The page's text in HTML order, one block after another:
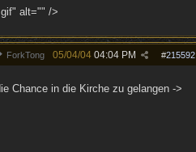
alt="" />
ForkTong #215592
05/04/04 04:04 PM
Chance in die Kirche zu gelangen ->